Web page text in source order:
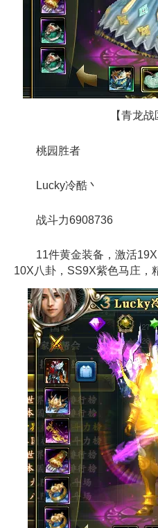
【青龙战区
桃园胜者
Lucky冷酷丶
战斗力6908736
11件黄金装备，激活19X
10X八卦，SS9X紫色马庄